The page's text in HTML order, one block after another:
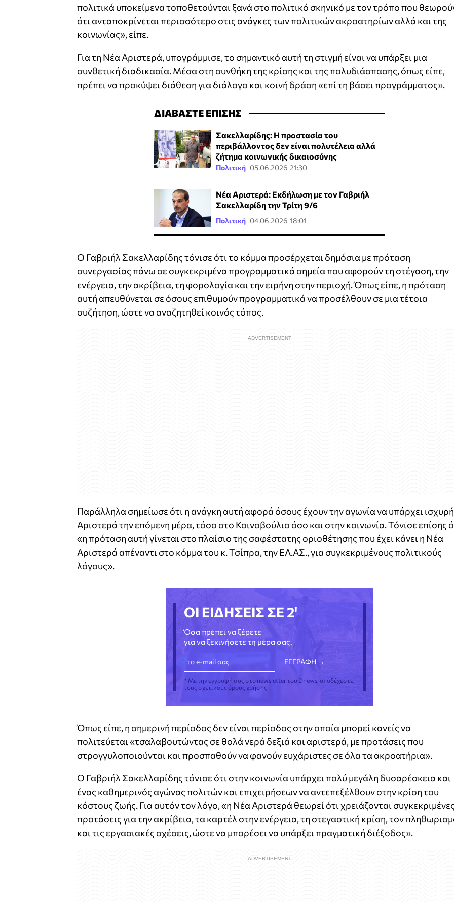
πολιτικά υποκείμενα τοποθετούνται ξανά στο πολιτικό σκηνικό με τον τρόπο που
ότι ανταποκρίνεται περισσότερο στις ανάγκες των πολιτικών ακροατηρίων αλλά και της
κοινωνίας», είπε.
Για τη Νέα Αριστερά, υπογράμμισε, το σημαντικό αυτή τη στιγμή είναι να υπάρξει μια
συνθετική διαδικασία. Μέσα στη συνθήκη της κρίσης και της πολυδιάσπασης, όπως είπε,
πρέπει να προκύψει διάθεση για διάλογο και κοινή δράση «επί τη βάσει προγράμματος».
ΔΙΑΒΑΣΤΕ ΕΠΙΣΗΣ
Σακελλαρίδης: Η προστασία του
περιβάλλοντος δεν είναι πολυτέλεια αλλά
ζήτημα κοινωνικής δικαιοσύνης
Πολιτική 05.06.2026 21:30
Νέα Αριστερά: Εκδήλωση με τον Γαβριήλ
Σακελλαρίδη την Τρίτη 9/6
Πολιτική 04.06.2026 18:01
Ο Γαβριήλ Σακελλαρίδης τόνισε ότι το κόμμα προσέρχεται δημόσια με πρόταση
συνεργασίας πάνω σε συγκεκριμένα προγραμματικά σημεία που αφορούν τη στέγαση, την
ενέργεια, την ακρίβεια, τη φορολογία και την ειρήνη στην περιοχή. Όπως είπε, η πρόταση
αυτή απευθύνεται σε όσους επιθυμούν προγραμματικά να προσέλθουν σε μια τέτοια
συζήτηση, ώστε να αναζητηθεί κοινός τόπος.
Παράλληλα σημείωσε ότι η ανάγκη αυτή αφορά όσους έχουν την αγωνία να υπάρχει ισχυρή
Αριστερά την επόμενη μέρα, τόσο στο Κοινοβούλιο όσο και στην κοινωνία. Τόνισε επίσης
«η πρόταση αυτή γίνεται στο πλαίσιο της σαφέστατης οριοθέτησης που έχει κάνει η Νέα
Αριστερά απέναντι στο κόμμα του κ. Τσίπρα, την ΕΛ.ΑΣ., για συγκεκριμένους πολιτικούς
λόγους».
ΟΙ ΕΙΔΗΣΕΙΣ ΣΕ 2'
Όσα πρέπει να ξέρετε
για να ξεκινήσετε τη μέρα σας.
* Με την εγγραφή σας στο newsletter του Dnews, αποδέχεστε
τους σχετικούς όρους χρήσης
Όπως είπε, η σημερινή περίοδος δεν είναι περίοδος στην οποία μπορεί κανείς να
πολιτεύεται «τσαλαβουτώντας σε θολά νερά δεξιά και αριστερά, με προτάσεις που
στρογγυλοποιούνται και προσπαθούν να φανούν ευχάριστες σε όλα τα ακροατήρια».
Ο Γαβριήλ Σακελλαρίδης τόνισε ότι στην κοινωνία υπάρχει πολύ μεγάλη δυσαρέσκεια και
ένας καθημερινός αγώνας πολιτών και επιχειρήσεων να αντεπεξέλθουν στην κρίση του
κόστους ζωής. Για αυτόν τον λόγο, «η Νέα Αριστερά θεωρεί ότι χρειάζονται
προτάσεις για την ακρίβεια, τα καρτέλ στην ενέργεια, τη στεγαστική κρίση, τον
και τις εργασιακές σχέσεις, ώστε να μπορέσει να υπάρξει πραγματική διέξοδος».